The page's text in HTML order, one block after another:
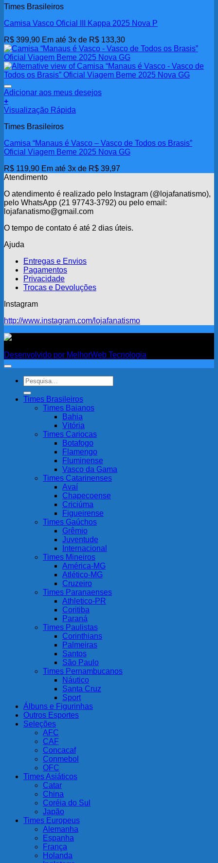
Times Brasileiros
Camisa Vasco Oficial III Kappa 2025 Nova P
R$ 399,90 Em até 3x de R$ 133,30
Adicionar aos meus desejos
+
Visualização Rápida
Times Brasileiros
Camisa “Manaus é Vasco – Vasco de Todos os Brasis”
Oficial Viagem Beme 2025 Nova GG
R$ 119,90 Em até 3x de R$ 39,97
Atendimento
O atendimento é realizado pelo Instagram (@lojafanatismo),
pelo WhatsApp (21 97743-3792) ou pelo email:
lojafanatismo@gmail.com
O tempo de contato é até 2 dias úteis.
Ajuda
Entregas e Envios
Pagamentos
Privacidade
Trocas e Devoluções
Instagram
http://www.instagram.com/lojafanatismo
Desenvolvido por MelhorWeb Tecnologia
Pesquisar
por:
Times Brasileiros
Times Baianos
Bahia
Vitória
Times Cariocas
Botafogo
Flamengo
Fluminense
Vasco da Gama
Times Catarinenses
Avaí
Chapecoense
Criciúma
Figueirense
Times Gaúchos
Grêmio
Juventude
Internacional
Times Mineiros
América-MG
Atlético-MG
Cruzeiro
Times Paranaenses
Athletico-PR
Coritiba
Paraná
Times Paulistas
Corinthians
Palmeiras
Santos
São Paulo
Times Pernambucanos
Náutico
Santa Cruz
Sport
Álbuns e Figurinhas
Outros Esportes
Seleções
AFC
CAF
Concacaf
Conmebol
OFC
Times Asiáticos
Catar
China
Coréia do Sul
Japão
Times Europeus
Alemanha
Espanha
França
Holanda